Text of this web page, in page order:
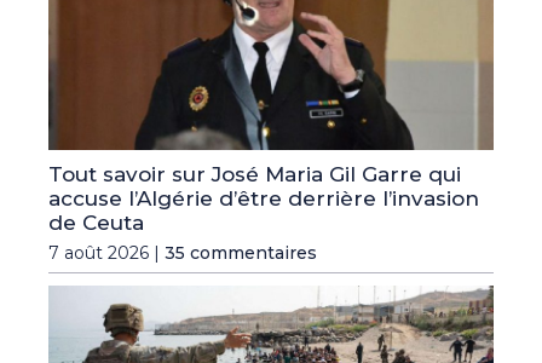
Tout savoir sur José Maria Gil Garre qui
accuse l’Algérie d’être derrière l’invasion
de Ceuta
7 août 2026 | 35 commentaires